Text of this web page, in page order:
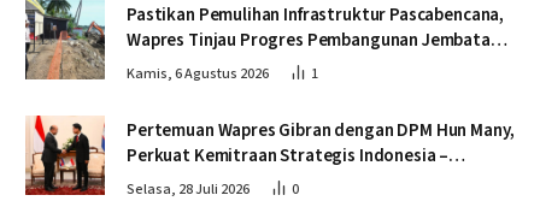
Pastikan Pemulihan Infrastruktur Pascabencana,
Wapres Tinjau Progres Pembangunan Jembatan
Krueng Tingkeum Bireuen
Kamis, 6 Agustus 2026 1
Pertemuan Wapres Gibran dengan DPM Hun Many,
Perkuat Kemitraan Strategis Indonesia –
Kamboja
Selasa, 28 Juli 2026 0